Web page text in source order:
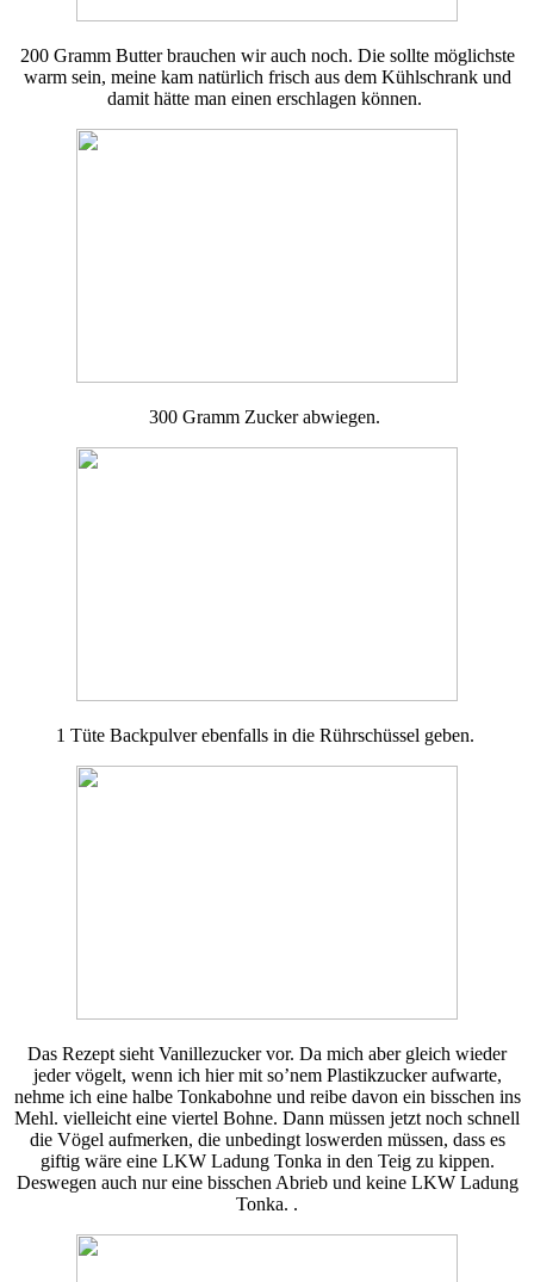
200 Gramm Butter brauchen wir auch noch. Die sollte möglichste
warm sein, meine kam natürlich frisch aus dem Kühlschrank und
damit hätte man einen erschlagen können.
300 Gramm Zucker abwiegen.
1 Tüte Backpulver ebenfalls in die Rührschüssel geben.
Das Rezept sieht Vanillezucker vor. Da mich aber gleich wieder
jeder vögelt, wenn ich hier mit so’nem Plastikzucker aufwarte,
nehme ich eine halbe Tonkabohne und reibe davon ein bisschen ins
Mehl. vielleicht eine viertel Bohne. Dann müssen jetzt noch schnell
die Vögel aufmerken, die unbedingt loswerden müssen, dass es
giftig wäre eine LKW Ladung Tonka in den Teig zu kippen.
Deswegen auch nur eine bisschen Abrieb und keine LKW Ladung
Tonka. .